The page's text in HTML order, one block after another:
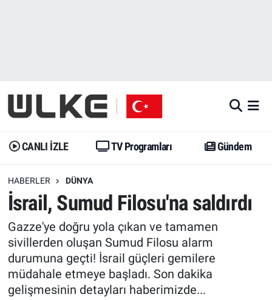
CANLI İZLE TV Programları Gündem
HABERLER DÜNYA
İsrail, Sumud Filosu'na saldırdı
Gazze'ye doğru yola çıkan ve tamamen
sivillerden oluşan Sumud Filosu alarm
durumuna geçti! İsrail güçleri gemilere
müdahale etmeye başladı. Son dakika
gelişmesinin detayları haberimizde...
Gündem
Dünya
Erişim Bilgileri
Ekonomi
Trend
Özel Haberler
Gündem
Trend
Erişim Bilgileri
Spor
Ekonomi
Dünya
İstanbul Namaz Vakitleri
Trafik Durumu
Erişim Bilgileri
Tüm Manşetler
Son Dakika Haberleri
Haber Arşivi